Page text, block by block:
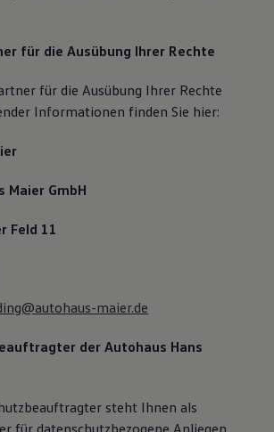
für die Ausübung Ihrer Rechte
für die Ausübung Ihrer Rechte
Informationen finden Sie hier:
Maier GmbH
Feld 11
maier.de
der Autohaus Hans
steht Ihnen als
für datenschutzbezogene Anliegen,